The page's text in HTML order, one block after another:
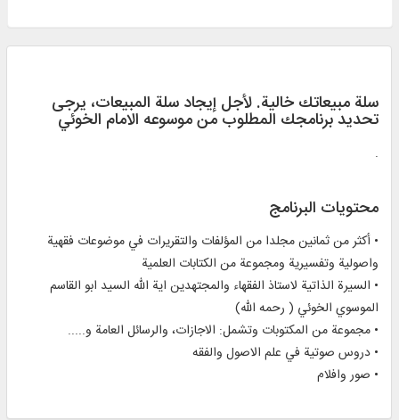
سلة مبيعاتك خالية. لأجل إيجاد سلة المبيعات، يرجی
تحديد برنامجك المطلوب من موسوعه الامام الخوئي
.
محتويات البرنامج
• أكثر من ثمانين مجلدا من المؤلفات والتقريرات في موضوعات فقهية
واصولية وتفسيرية ومجموعة من الكتابات العلمية
• السيرة الذاتية لاستاذ الفقهاء والمجتهدين اية الله السيد ابو القاسم
الموسوي الخوئي ( رحمه الله)
• مجموعة من المكتوبات وتشمل: الاجازات، والرسائل العامة و.....
• دروس صوتية في علم الاصول والفقه
• صور وافلام